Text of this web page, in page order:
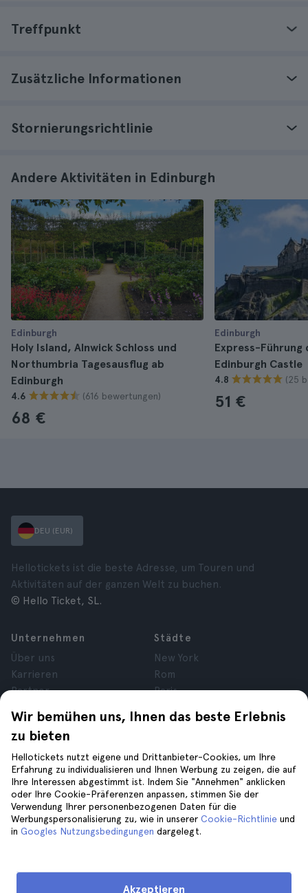
Treffpunkt
Zusätzliche Informationen
Stornierungsrichtlinie
Andere Aktivitäten in Edinburgh
Edinburgh
Holy Island, Alnwick Schloss und
Northumbria Tagesausflug ab
Edinburgh
4.6 (616 bewertungen)
68 €
Edinburgh
Express-Führung
Edinburgh Castle
4.8 (25
51 €
Wir bemühen uns, Ihnen das beste Erlebnis
zu bieten
Hellotickets nutzt eigene und Drittanbieter-Cookies, um Ihre
Erfahrung zu individualisieren und Ihnen Werbung zu zeigen, die auf
Ihre Interessen abgestimmt ist. Indem Sie "Annehmen" anklicken
oder Ihre Cookie-Präferenzen anpassen, stimmen Sie der
Verwendung Ihrer personenbezogenen Daten für die
Werbungspersonalisierung zu, wie in unserer Cookie-Richtlinie und
in Googles Nutzungsbedingungen dargelegt.
Akzeptieren
DEU (EUR)
Hellotickets ist die beste Adresse, um Touren und
Aktivitäten auf der ganzen Welt zu buchen.
© Hello Ticket, SL.
Unternehmen
Über uns
Karrieren
Partner
Datenschutz
Allgemeine
Geschäftsbedingungen
Cookies
Impressum
Städte
New York
Rom
Paris
Granada
Teneriffa
Hilfe
Folge uns auf